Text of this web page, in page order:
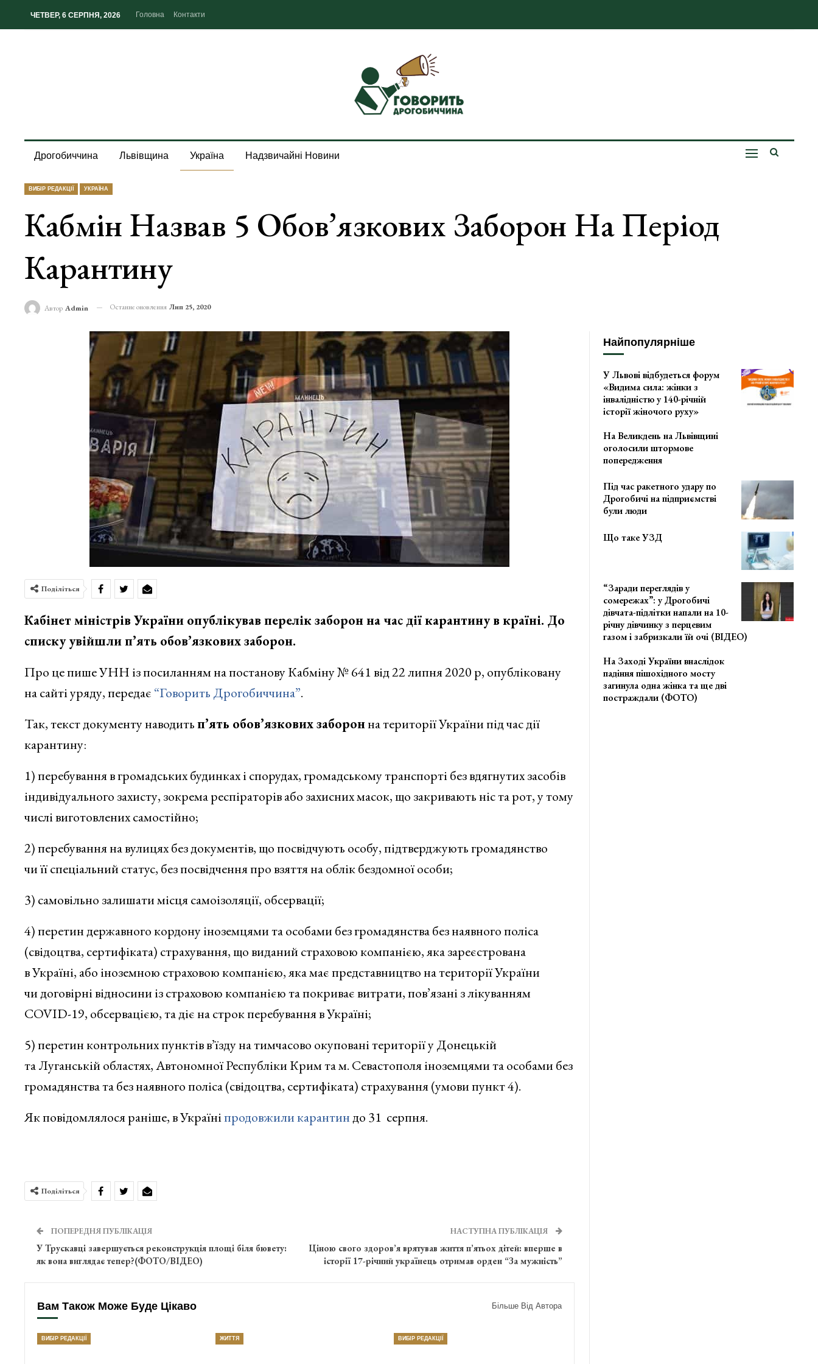
ЧЕТВЕР, 6 СЕРПНЯ, 2026 Головна Контакти
Дрогобиччина Львівщина Україна Надзвичайні Новини
ВИБІР РЕДАКЦІЇ УКРАЇНА
Кабмін Назвав 5 Обов’язкових Заборон На Період
Карантину
Автор Admin Останнє оновлення Лип 25, 2020
Поділіться
Кабінет міністрів України опублікував перелік заборон на час дії карантину в країні. До
списку увійшли п’ять обов’язкових заборон.
Про це пише УНН із посиланням на постанову Кабміну № 641 від 22 липня 2020 р, опубліковану
на сайті уряду, передає “Говорить Дрогобиччина”.
Так, текст документу наводитьп’ять обов’язкових заборонна території України під час дії
карантину:
1) перебування в громадських будинках і спорудах, громадському транспорті без вдягнутих засобів
індивідуального захисту, зокрема респіраторів або захисних масок, що закривають ніс та рот, у тому
числі виготовлених самостійно;
2) перебування на вулицях без документів, що посвідчують особу, підтверджують громадянство
чи її спеціальний статус, без посвідчення про взяття на облік бездомної особи;
3) самовільно залишати місця самоізоляції, обсервації;
4) перетин державного кордону іноземцями та особами без громадянства без наявного поліса
(свідоцтва, сертифіката) страхування, що виданий страховою компанією, яка зареєстрована
в Україні, або іноземною страховою компанією, яка має представництво на території України
чи договірні відносини із страховою компанією та покриває витрати, пов’язані з лікуванням
COVID-19, обсервацією, та діє на строк перебування в Україні;
5) перетин контрольних пунктів в’їзду на тимчасово окуповані території у Донецькій
та Луганській областях, Автономної Республіки Крим та м. Севастополя іноземцями та особами без
громадянства та без наявного поліса (свідоцтва, сертифіката) страхування (умови пункт 4).
Як повідомлялося раніше, в Україніпродовжили карантиндо 31 серпня.
Поділіться
ПОПЕРЕДНЯ ПУБЛІКАЦІЯ
У Трускавці завершується реконструкція площі біля бювету:
як вона виглядає тепер?(ФОТО/ВІДЕО)
НАСТУПНА ПУБЛІКАЦІЯ
Ціною свого здоров’я врятував життя п’ятьох дітей: вперше в
історії 17-річний українець отримав орден “За мужність”
Вам Також Може Буде Цікаво Більше Від Автора
ВИБІР РЕДАКЦІЇ ЖИТТЯ ВИБІР РЕДАКЦІЇ
Найпопулярніше
У Львові відбудеться форум
«Видима сила: жінки з
інвалідністю у 140-річній
історії жіночого руху»
На Великдень на Львівщині
оголосили штормове
попередження
Під час ракетного удару по
Дрогобичі на підприємстві
були люди
Що таке УЗД
“Заради переглядів у
сомережах”: у Дрогобичі
дівчата-підлітки напали на 10-
річну дівчинку з перцевим
газом і забризкали їй очі (ВІДЕО)
На Заході України внаслідок
падіння пішохідного мосту
загинула одна жінка та ще дві
постраждали (ФОТО)